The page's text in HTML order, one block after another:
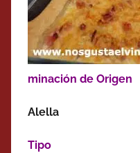
minación de Origen
Alella
Tipo